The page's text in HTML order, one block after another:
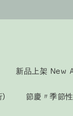
新品上架 New
) 節慶〃季節